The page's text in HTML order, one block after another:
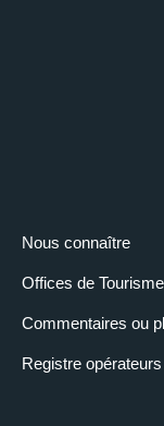
Nous connaître
Offices de Tourisme
Commentaires ou
Registre opérateurs